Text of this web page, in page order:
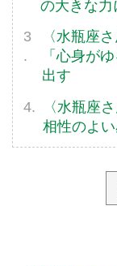
の大きな力
〈水瓶座
「心身が
出す
〈水瓶座
相性のよ